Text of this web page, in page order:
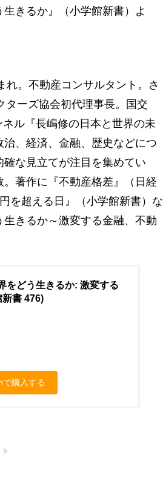
きるか』（小学館新書）よ
。不動産コンサルタント。さ
ターズ協会初代理事長。国交
ル『長嶋修の日本と世界の未
、経済、金融、歴史などにつ
な見立てが注目を集めてい
著作に『不動産格差』（日経
を超える日』（小学館新書）な
きるか～激変する金融、不動
をどう生きるか: 激変する
書 476)
で購入する